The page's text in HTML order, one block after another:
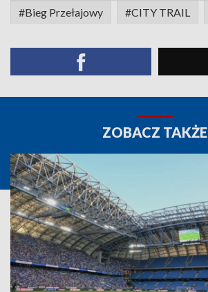
#Bieg Przełajowy #CITY TRAIL
ZOBACZ TAKŻE